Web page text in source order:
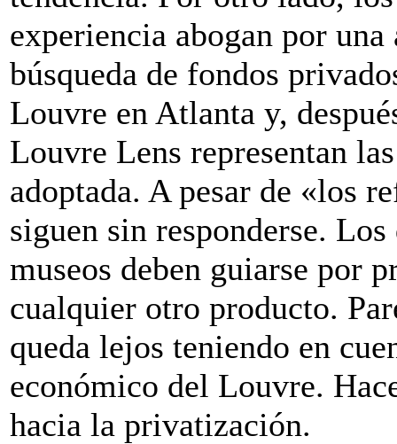
experiencia abogan por
búsqueda de fondos
Louvre en Atlanta y,
Louvre Lens representan
adoptada. A pesar de «los
siguen sin responderse.
museos deben guiarse por
cualquier otro producto.
queda lejos teniendo en
económico del Louvre.
hacia la privatización.